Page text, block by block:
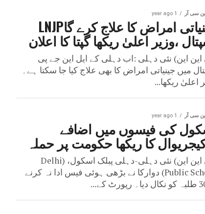
سی آر 1 year ago
جینیاتی امراض کا علاج کرے گاLNJP
،وزیر اعلیٰ ریکھا گپتا کا اعلان
این این) نئی دہلی :اب دہلی کے ایل این جے پی
میں جینیاتی امراض کا بھی علاج کیا جا سکتا ہے۔
اعلیٰ ریکھا...
سی آر 1 year ago
کی فیسوں میں اضافے
کا ریکھا حکومت پر حملہ
(پی این این) نئی دہلی-دہلی پبلک اسکول، (Delhi
Public School) دوارکا نے بڑھی ہوئی فیس ادا نہ کرنے